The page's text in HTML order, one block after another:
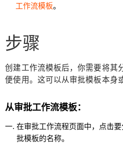
工作流模板。
步骤
创建工作流模板后，你需要将其
便使用。这可以从审批模板本身
从审批工作流模板：
在审批工作流程页面中，点击
批模板的名称。